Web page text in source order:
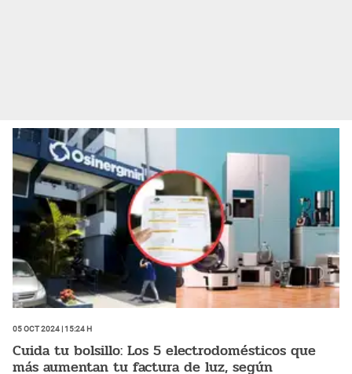
05 Oct 2024 | 15:24 h
Cuida tu bolsillo: Los 5 electrodomésticos que
más aumentan tu factura de luz, según